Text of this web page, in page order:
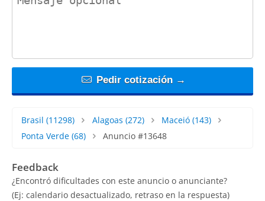
Pedir cotización →
Brasil (11298) Alagoas (272) Maceió (143)
Ponta Verde (68) Anuncio #13648
Feedback
¿Encontró dificultades con este anuncio o anunciante?
(Ej: calendario desactualizado, retraso en la respuesta)